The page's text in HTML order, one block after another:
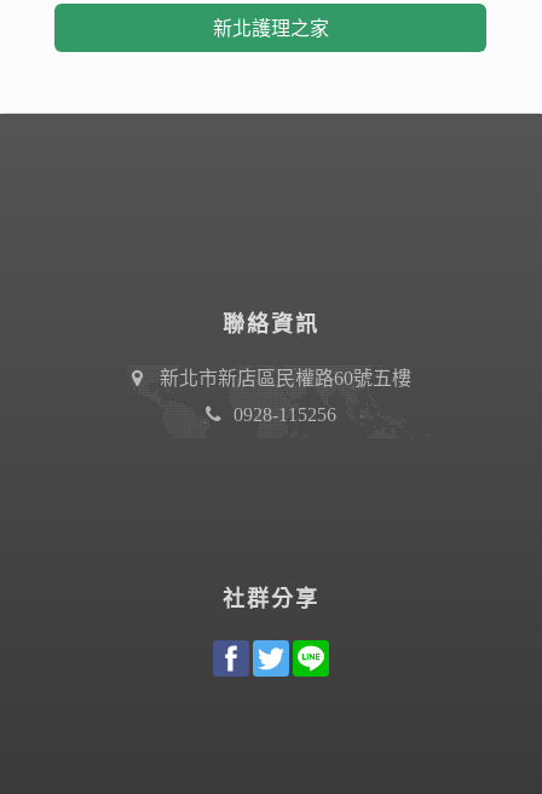
新北護理之家
聯絡資訊
新北市新店區民權路60號五樓
0928-115256
社群分享